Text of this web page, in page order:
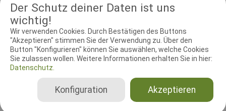
Der Schutz deiner Daten ist uns
wichtig!
Wir verwenden Cookies. Durch Bestätigen des Buttons
"Akzeptieren" stimmen Sie der Verwendung zu. Über den
Button "Konfigurieren" können Sie auswählen, welche Cookies
Sie zulassen wollen. Weitere Informationen erhalten Sie in hier:
Datenschutz.
Akzeptieren
Konfiguration
Bitte unbedingt Meldeformular an Meldestelle (birgit.siegel@t-
online.de) schicken!
RICHTER UND HELFER
Leistungsrichter
Zeynep Tekin
Deutschland